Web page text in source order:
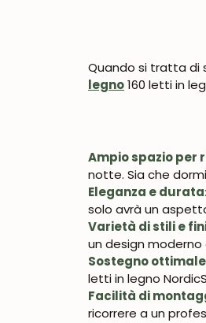
Quando si tratta di
legno160 letti in
Ampio spazio per
notte. Sia che
Eleganza e durata:
solo avrà un
Varietà di stili e
un design
Sostegno
letti in legno
Facilità di
ricorrere a un